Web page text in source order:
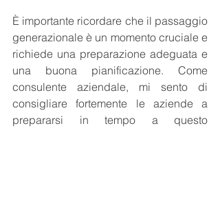
È importante ricordare che il passaggio
generazionale è un momento cruciale e
richiede una preparazione adeguata e
una buona pianificazione. Come
consulente aziendale, mi sento di
consigliare fortemente le aziende a
prepararsi in tempo a questo